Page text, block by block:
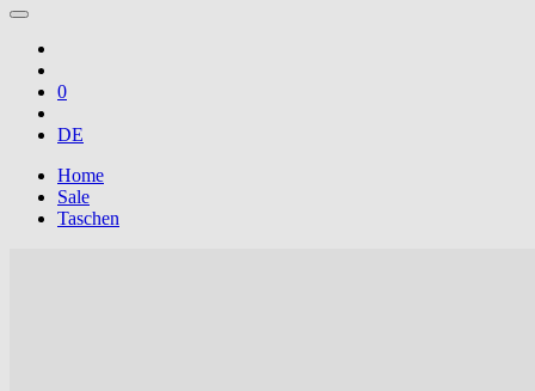
0
DE
Home
Sale
Taschen